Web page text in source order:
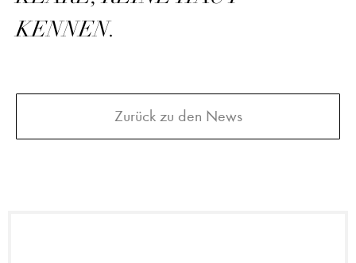
KENNEN.
Zurück zu den News